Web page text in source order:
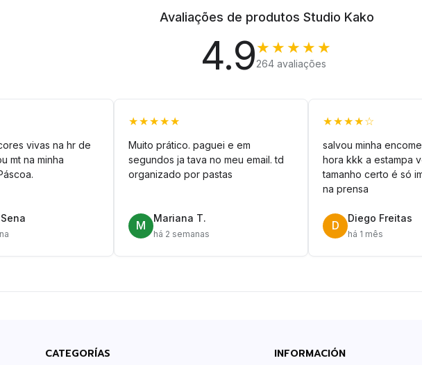
Avaliações de produtos Studio Kako
4.9★★★★★
264 avaliações
vivas na hr de
mt na minha
★★★★★
Muito prático. paguei e em
segundos ja tava no meu email. td
organizado por pastas
M
Mariana T.
há 2 semanas
★★★★☆
salvou minha
hora kkk a estampa
tamanho certo é só
na prensa
D
Diego Freitas
há 1 mês
CATEGORÍAS INFORMACIÓN